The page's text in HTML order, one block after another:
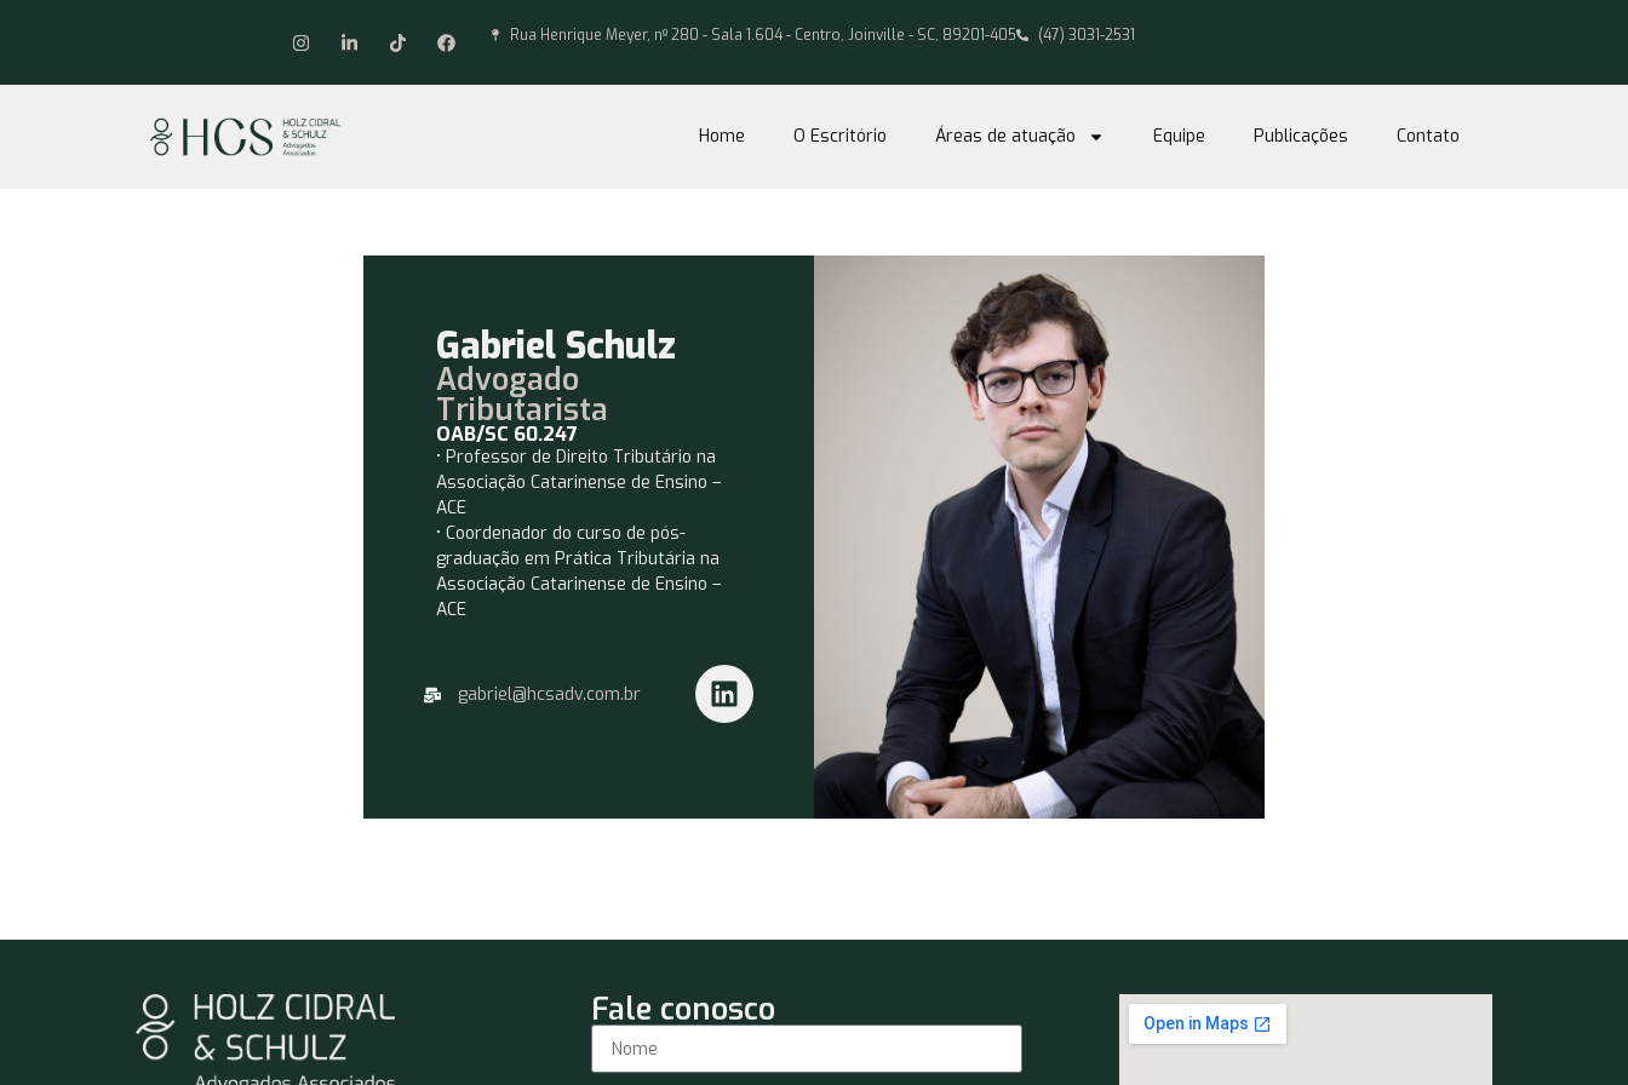
Rua Henrique Meyer, nº 280 - Sala 1.604 - Centro, Joinville - SC, 89201-405 (47) 3031-2531
Home O Escritório Áreas de atuação Equipe Publicações Contato
Gabriel Schulz
Gabriel Schulz
Advogado
Tributarista
OAB/SC 60.247
• Professor de Direito Tributário na
Associação Catarinense de Ensino –
ACE
• Coordenador do curso de pós-
graduação em Prática Tributária na
Associação Catarinense de Ensino –
ACE
gabriel@hcsadv.com.br
Fale conosco